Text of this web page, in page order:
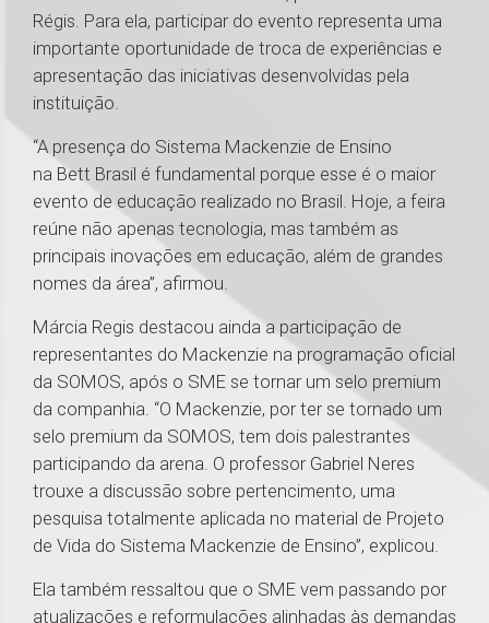
Régis. Para ela, participar do evento representa uma
importante oportunidade de troca de experiências e
apresentação das iniciativas desenvolvidas pela
instituição.
“A presença do Sistema Mackenzie de Ensino
na Bett Brasil é fundamental porque esse é o maior
evento de educação realizado no Brasil. Hoje, a feira
reúne não apenas tecnologia, mas também as
principais inovações em educação, além de grandes
nomes da área”, afirmou.
Márcia Regis destacou ainda a participação de
representantes do Mackenzie na programação oficial
da SOMOS, após o SME se tornar um selo premium
da companhia. “O Mackenzie, por ter se tornado um
selo premium da SOMOS, tem dois palestrantes
participando da arena. O professor Gabriel Neres
trouxe a discussão sobre pertencimento, uma
pesquisa totalmente aplicada no material de Projeto
de Vida do Sistema Mackenzie de Ensino”, explicou.
Ela também ressaltou que o SME vem passando por
atualizações e reformulações alinhadas às demandas